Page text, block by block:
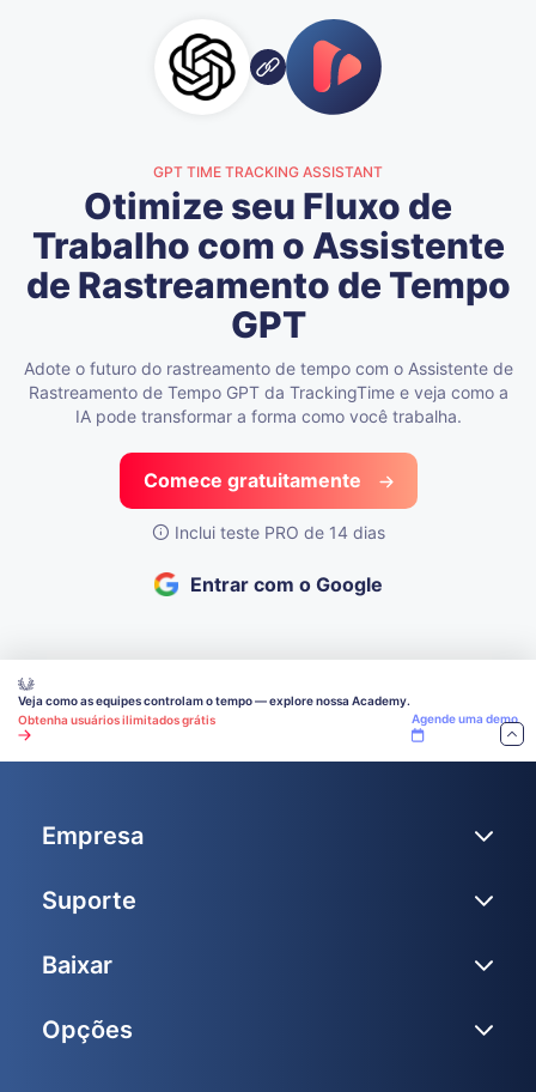
GPT TIME TRACKING ASSISTANT
Otimize seu Fluxo de
Trabalho com o Assistente
de Rastreamento de Tempo
GPT
Adote o futuro do rastreamento de tempo com o Assistente de
Rastreamento de Tempo GPT da TrackingTime e veja como a
IA pode transformar a forma como você trabalha.
Comece gratuitamente
Inclui teste PRO de 14 dias
Entrar com o Google
Veja como as equipes controlam o tempo — explore nossa Academy.
Obtenha usuários ilimitados grátis
Agende uma demo
Empresa
Suporte
Baixar
Opções